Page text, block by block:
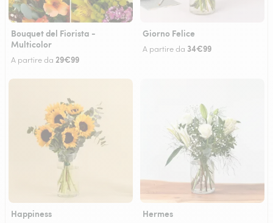
Bouquet del Fiorista -
Multicolor
A partire da 29€99
Giorno Felice
A partire da 34€99
Happiness Hermes